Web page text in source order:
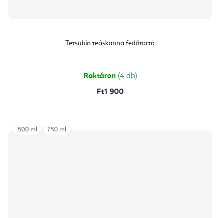
Tetsubin teáskanna fedőtartó
Raktáron (4 db)
Ft1 900
500 ml 750 ml